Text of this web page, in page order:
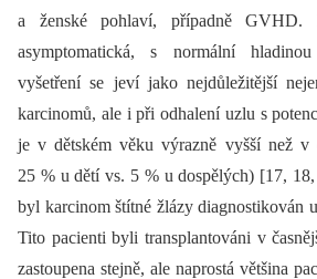
a ženské pohlaví, případně GVHD.
asymptomatická, s normální
vyšetření se jeví jako nejdůležitější
karcinomů, ale i při odhalení uzlu s
je v dětském věku výrazně vyšší než v
25 % u dětí vs. 5 % u dospělých) [17,
byl karcinom štítné žlázy diagnostikován
Tito pacienti byli transplantováni v
zastoupena stejně, ale naprostá většina